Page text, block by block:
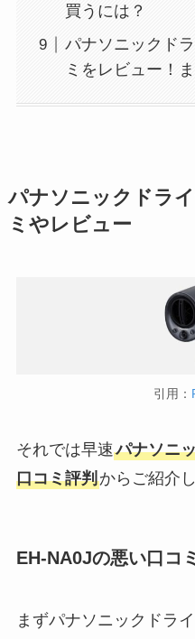
買うには？
パナソニックド
ミをレビュー！
パナソニックドラ
ミやレビュー
引用：
それでは早速パナソニ
口コミ評判からご紹介
EH-NA0Jの悪い口コミ
まずパナソニックドラ